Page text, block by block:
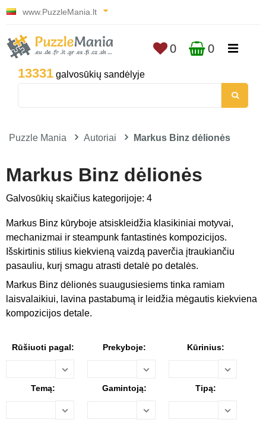
www.PuzzleMania.lt
13331 galvosūkių sandėlyje
0 0
Puzzle Mania Autoriai Markus Binz dėlionės
Markus Binz dėlionės
Galvosūkių skaičius kategorijoje: 4
Markus Binz kūryboje atsiskleidžia klasikiniai motyvai,
mechanizmai ir steampunk fantastinės kompozicijos.
Išskirtinis stilius kiekvieną vaizdą paverčia įtraukiančiu
pasauliu, kurį smagu atrasti detalė po detalės.
Markus Binz dėlionės suaugusiesiems tinka ramiam
laisvalaikiui, lavina pastabumą ir leidžia mėgautis kiekviena
kompozicijos detale.
Rūšiuoti pagal: Prekyboje: Kūrinius:
Temą: Gamintoją: Tipą: